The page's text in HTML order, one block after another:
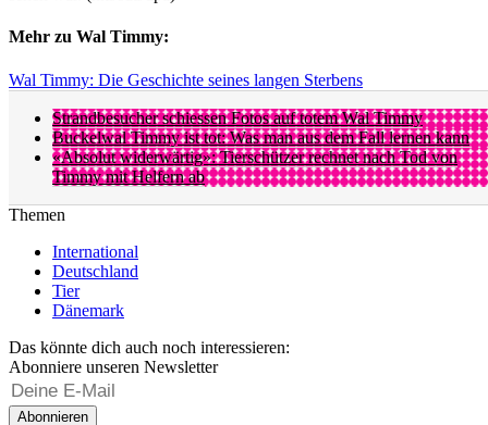
Mehr zu Wal Timmy:
Wal Timmy: Die Geschichte seines langen Sterbens
Strandbesucher schiessen Fotos auf totem Wal Timmy
Buckelwal Timmy ist tot: Was man aus dem Fall lernen kann
«Absolut widerwärtig»: Tierschützer rechnet nach Tod von
Timmy mit Helfern ab
Themen
International
Deutschland
Tier
Dänemark
Das könnte dich auch noch interessieren:
Abonniere unseren Newsletter
Abonnieren